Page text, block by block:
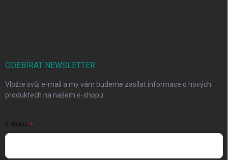
ODEBÍRAT NEWSLETTER
Vložte svůj e-mail a my vám budeme zasílat informace o nových
produktech na našem e-shopu.
E-MAIL